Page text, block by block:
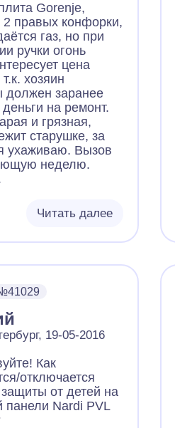
Gorenje,
правых конфорки,
газ, но при
ручки огонь
цена
хозяин
должен заранее
деньги на ремонт.
и грязная,
старушке, за
ухаживаю. Вызов
неделю.
Читать далее
19-05-2016
Как
отключается
от детей на
панели Nardi PVL